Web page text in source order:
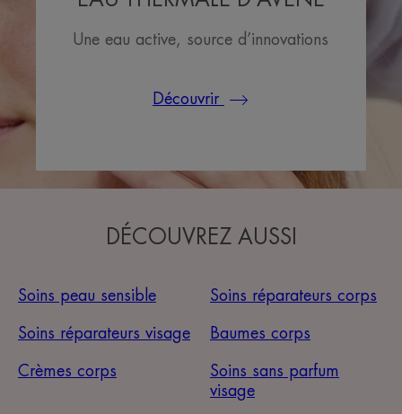
Une eau active, source d’innovations
Découvrir
DÉCOUVREZ AUSSI
Soins peau sensible Soins réparateurs corps
Soins réparateurs visage Baumes corps
Crèmes corps
Soins sans parfum
visage